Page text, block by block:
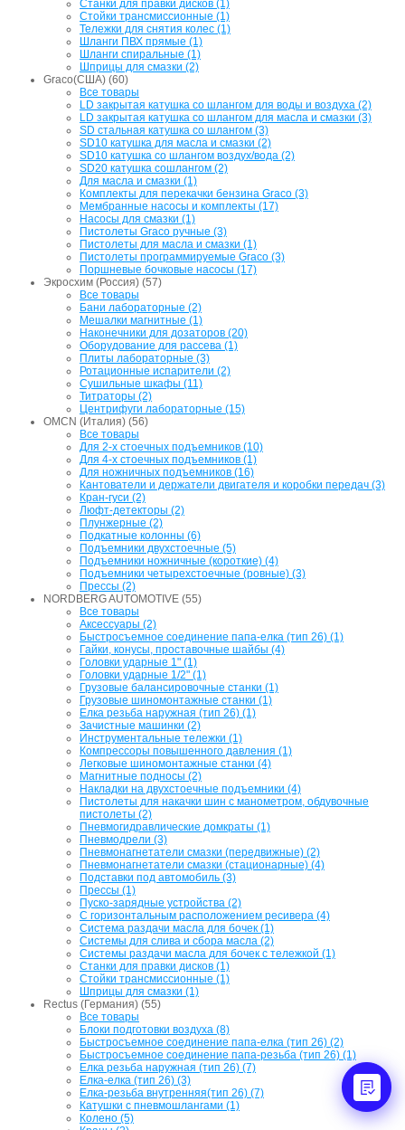
Станки для правки дисков (1)
Стойки трансмиссионные (1)
Тележки для снятия колес (1)
Шланги ПВХ прямые (1)
Шланги спиральные (1)
Шприцы для смазки (2)
Graco(США) (60)
Все товары
LD закрытая катушка со шлангом для воды и воздуха (2)
LD закрытая катушка со шлангом для масла и смазки (3)
SD стальная катушка со шлангом (3)
SD10 катушка для масла и смазки (2)
SD10 катушка со шлангом воздух/вода (2)
SD20 катушка сошлангом (2)
Для масла и смазки (1)
Комплекты для перекачки бензина Graco (3)
Мембранные насосы и комплекты (17)
Насосы для смазки (1)
Пистолеты Graco ручные (3)
Пистолеты для масла и смазки (1)
Пистолеты программируемые Graco (3)
Поршневые бочковые насосы (17)
Экросхим (Россия) (57)
Все товары
Бани лабораторные (2)
Мешалки магнитные (1)
Наконечники для дозаторов (20)
Оборудование для рассева (1)
Плиты лабораторные (3)
Ротационные испарители (2)
Сушильные шкафы (11)
Титраторы (2)
Центрифуги лабораторные (15)
OMCN (Италия) (56)
Все товары
Для 2-х стоечных подъемников (10)
Для 4-х стоечных подъемников (1)
Для ножничных подъемников (16)
Кантователи и держатели двигателя и коробки передач (3)
Кран-гуси (2)
Люфт-детекторы (2)
Плунжерные (2)
Подкатные колонны (6)
Подъемники двухстоечные (5)
Подъемники ножничные (короткие) (4)
Подъемники четырехстоечные (ровные) (3)
Прессы (2)
NORDBERG AUTOMOTIVE (55)
Все товары
Аксессуары (2)
Быстросъемное соединение папа-елка (тип 26) (1)
Гайки, конусы, проставочные шайбы (4)
Головки ударные 1" (1)
Головки ударные 1/2" (1)
Грузовые балансировочные станки (1)
Грузовые шиномонтажные станки (1)
Елка резьба наружная (тип 26) (1)
Зачистные машинки (2)
Инструментальные тележки (1)
Компрессоры повышенного давления (1)
Легковые шиномонтажные станки (4)
Магнитные подносы (2)
Накладки на двухстоечные подъемники (4)
Пистолеты для накачки шин с манометром, обдувочные
пистолеты (2)
Пневмогидравлические домкраты (1)
Пневмодрели (3)
Пневмонагнетатели смазки (передвижные) (2)
Пневмонагнетатели смазки (стационарные) (4)
Подставки под автомобиль (3)
Прессы (1)
Пуско-зарядные устройства (2)
С горизонтальным расположением ресивера (4)
Система раздачи масла для бочек (1)
Системы для слива и сбора масла (2)
Системы раздачи масла для бочек с тележкой (1)
Станки для правки дисков (1)
Стойки трансмиссионные (1)
Шприцы для смазки (1)
Rectus (Германия) (55)
Все товары
Блоки подготовки воздуха (8)
Быстросъемное соединение папа-елка (тип 26) (2)
Быстросъемное соединение папа-резьба (тип 26) (1)
Елка резьба наружная (тип 26) (7)
Елка-елка (тип 26) (3)
Елка-резьба внутренняя(тип 26) (7)
Катушки с пневмошлангами (1)
Колено (5)